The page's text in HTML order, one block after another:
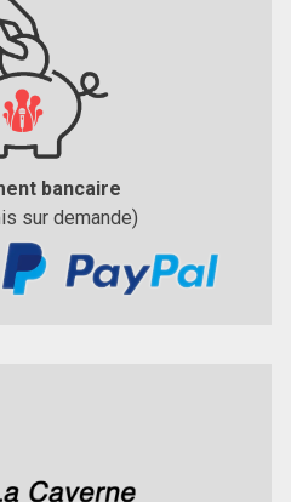
bancaire
sur demande)